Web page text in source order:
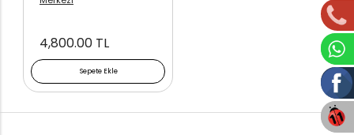
Sepete Ekle
4,800.00 TL